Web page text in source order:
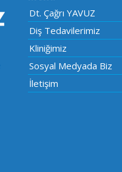
Dt. Çağrı YAVUZ
Diş Tedavilerimiz
Kliniğimiz
Sosyal Medyada Biz
İletişim